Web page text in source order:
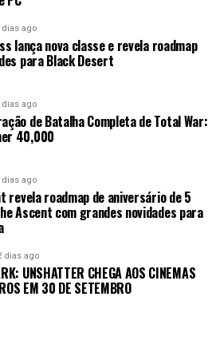
dias ago
lança nova classe e revela roadmap
para Black Desert
dias ago
de Batalha Completa de Total War:
40,000
dias ago
revela roadmap de aniversário de 5
Ascent com grandes novidades para
dias ago
UNSHATTER CHEGA AOS CINEMAS
EM 30 DE SETEMBRO